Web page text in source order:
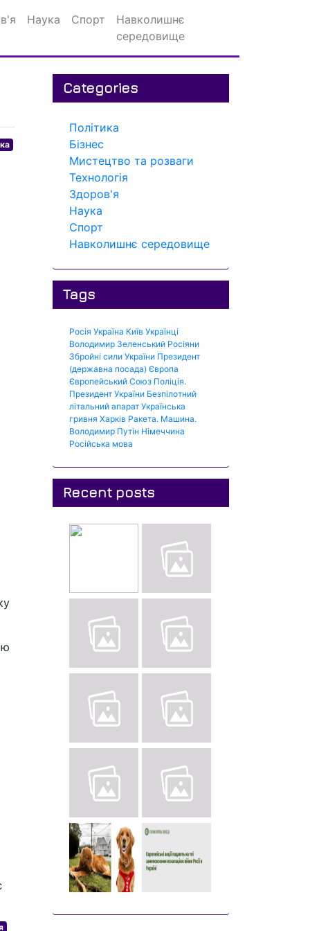
Наука Спорт
Навколишнє
середовище
Categories
Політика
Бізнес
Мистецтво та розваги
Технологія
Здоров'я
Наука
Спорт
Навколишнє середовище
Tags
Росія Україна Київ Українці
Володимир Зеленський Росіяни
Збройні сили України Президент
(державна посада) Європа
Європейський Союз Поліція.
Президент України Безпілотний
літальний апарат Українська
гривня Харків Ракета. Машина.
Володимир Путін Німеччина
Російська мова
Recent posts